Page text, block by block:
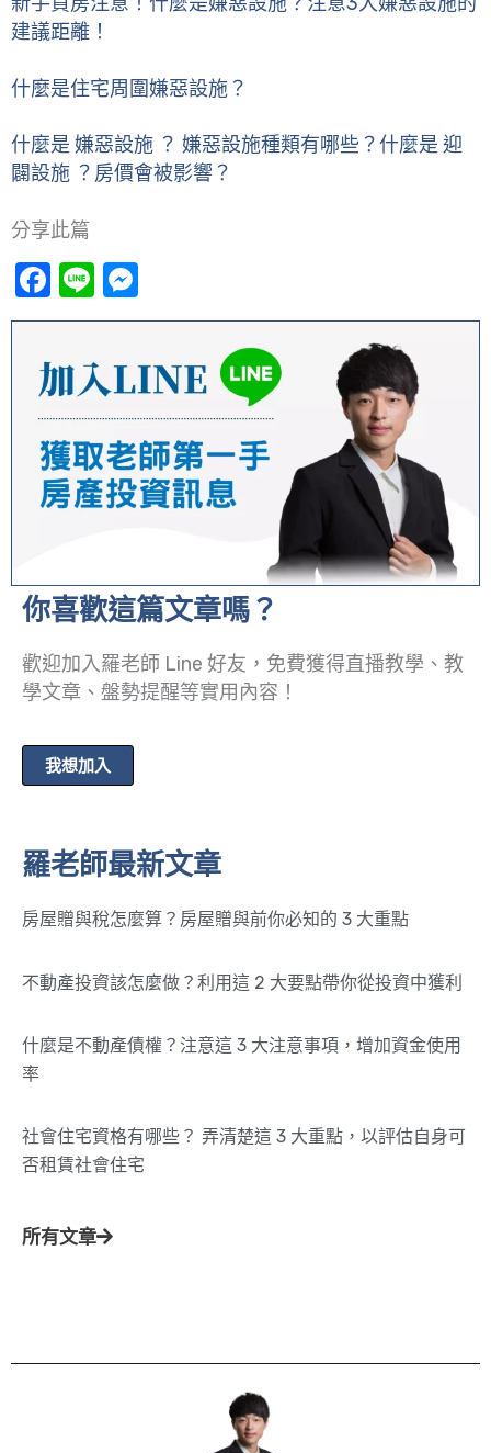
建議距離！
什麼是住宅周圍嫌惡設施？
什麼是 嫌惡設施 ？ 嫌惡設施種類有哪些？什麼是 迎
闢設施 ？房價會被影響？
分享此篇
Facebook
Line
你喜歡這篇文章嗎？
歡迎加入羅老師 Line 好友，免費獲得直播教學、教
學文章、盤勢提醒等實用內容！
我想加入
羅老師最新文章
房屋贈與稅怎麼算？房屋贈與前你必知的 3 大重點
不動產投資該怎麼做？利用這 2 大要點帶你從投資中獲利
什麼是不動產債權？注意這 3 大注意事項，增加資金使用
率
社會住宅資格有哪些？ 弄清楚這 3 大重點，以評估自身可
否租賃社會住宅
所有文章